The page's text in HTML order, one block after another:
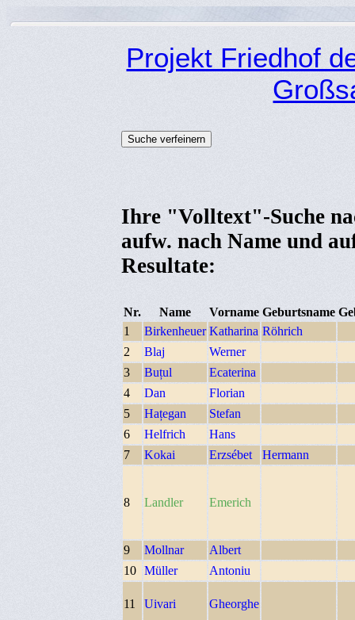
Projekt Friedhof
Ihre "Volltext"-Suche
aufw. nach Name und
Resultate:
Nr. Name Vorname Geburtsname
1
Birkenheuer Katharina Röhrich
2
Blaj
Werner
3
Buțul
Ecaterina
4
Dan
Florian
5
Hațegan
Stefan
6
Helfrich
Hans
7
Kokai Erzsébet Hermann
8 Landler Emerich
9 Mollnar
Albert
10
Müller Antoniu
11 Uivari Gheorghe